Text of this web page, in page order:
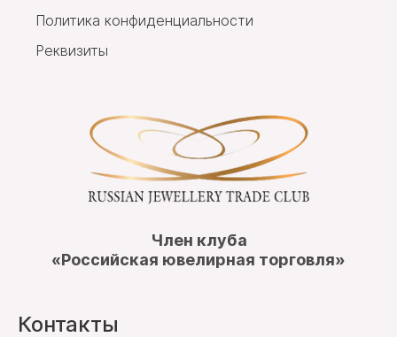
Политика конфиденциальности
Реквизиты
Член клуба
«Российская ювелирная торговля»
Контакты